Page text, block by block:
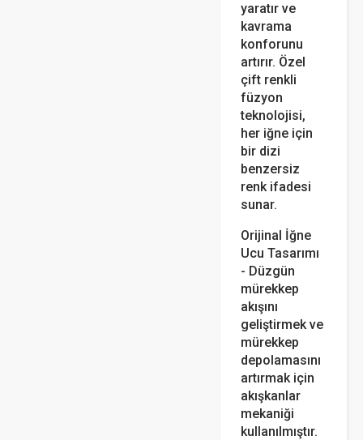
yaratır ve
kavrama
konforunu
artırır. Özel
çift renkli
füzyon
teknolojisi,
her iğne için
bir dizi
benzersiz
renk ifadesi
sunar.
Orijinal İğne
Ucu Tasarımı
- Düzgün
mürekkep
akışını
geliştirmek ve
mürekkep
depolamasını
artırmak için
akışkanlar
mekaniği
kullanılmıştır.